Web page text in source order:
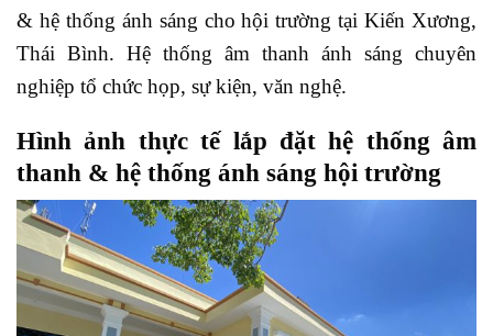
& hệ thống ánh sáng cho hội trường tại Kiến Xương,
Thái Bình. Hệ thống âm thanh ánh sáng chuyên
nghiệp tổ chức họp, sự kiện, văn nghệ.
Hình ảnh thực tế lắp đặt hệ thống âm
thanh & hệ thống ánh sáng hội trường